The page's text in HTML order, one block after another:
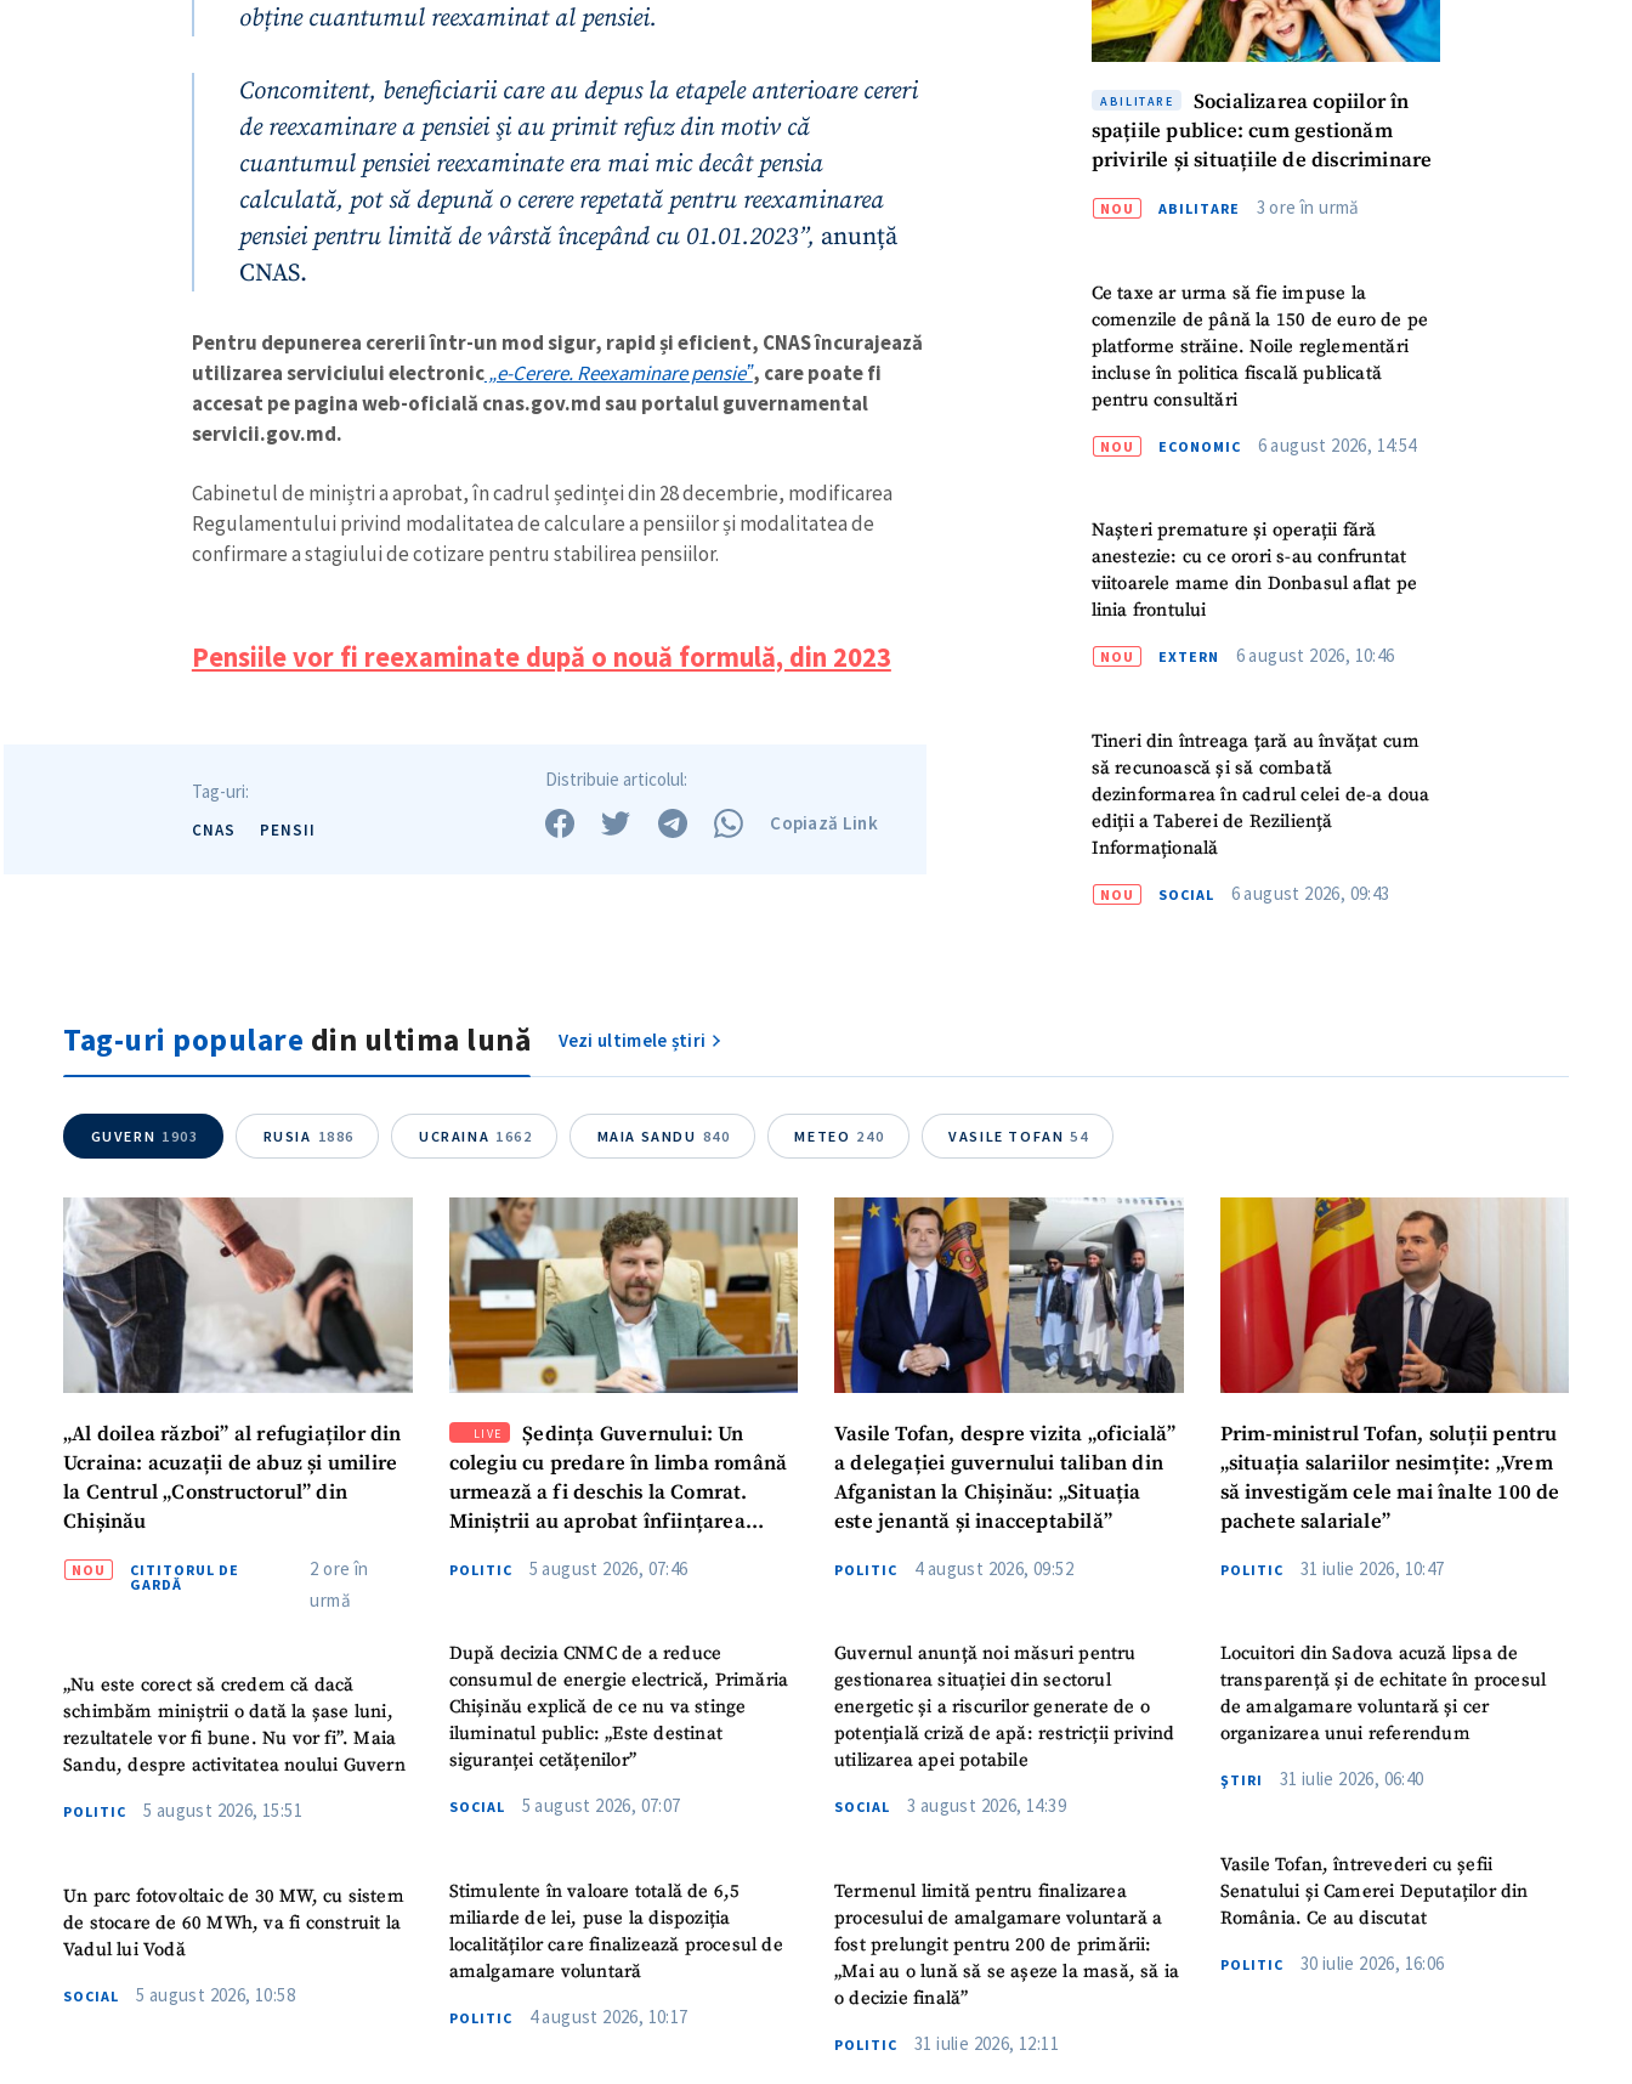
obține cuantumul reexaminat al pensiei.
Concomitent, beneficiarii care au depus la etapele anterioare cereri
de reexaminare a pensiei şi au primit refuz din motiv că
cuantumul pensiei reexaminate era mai mic decât pensia
calculată, pot să depună o cerere repetată pentru reexaminarea
pensiei pentru limită de vârstă începând cu 01.01.2023”, anunță
CNAS.
Pentru depunerea cererii într-un mod sigur, rapid și eficient, CNAS încurajează
utilizarea serviciului electronic„e-Cerere. Reexaminare pensieˮ, care poate fi
accesat pe pagina web-oficială cnas.gov.md sau portalul guvernamental
servicii.gov.md.
Cabinetul de miniștri a aprobat, în cadrul ședinței din 28 decembrie, modificarea
Regulamentului privind modalitatea de calculare a pensiilor și modalitatea de
confirmare a stagiului de cotizare pentru stabilirea pensiilor.
Pensiile vor fi reexaminate după o nouă formulă, din 2023
Tag-uri:
CNAS PENSII
Distribuie articolul:
Copiază Link
ABILITARE
Socializarea copiilor în
spațiile publice: cum gestionăm
privirile și situațiile de discriminare
NOU ABILITARE 3 ore în urmă
Ce taxe ar urma să fie impuse la
comenzile de până la 150 de euro de pe
platforme străine. Noile reglementări
incluse în politica fiscală publicată
pentru consultări
NOU ECONOMIC 6 august 2026, 14:54
Nașteri premature și operații fără
anestezie: cu ce orori s-au confruntat
viitoarele mame din Donbasul aflat pe
linia frontului
NOU EXTERN 6 august 2026, 10:46
Tineri din întreaga țară au învățat cum
să recunoască și să combată
dezinformarea în cadrul celei de-a doua
ediții a Taberei de Reziliență
Informațională
NOU SOCIAL 6 august 2026, 09:43
Tag-uri populare din ultima lună Vezi ultimele știri
GUVERN 1903 RUSIA 1886 UCRAINA 1662 MAIA SANDU 840 METEO 240 VASILE TOFAN 54
„Al doilea război” al refugiaților din
Ucraina: acuzații de abuz și umilire
la Centrul „Constructorul” din
Chișinău
NOU
CITITORUL DE
GARDĂ
2 ore în
urmă
„Nu este corect să credem că dacă
schimbăm miniștrii o dată la șase luni,
rezultatele vor fi bune. Nu vor fi”. Maia
Sandu, despre activitatea noului Guvern
POLITIC 5 august 2026, 15:51
Un parc fotovoltaic de 30 MW, cu sistem
de stocare de 60 MWh, va fi construit la
Vadul lui Vodă
SOCIAL 5 august 2026, 10:58
LIVE
Ședința Guvernului: Un
colegiu cu predare în limba română
urmează a fi deschis la Comrat.
Miniștrii au aprobat înființarea
Turc „Recep Tayyip Erdogan”
POLITIC 5 august 2026, 07:46
După decizia CNMC de a reduce
consumul de energie electrică, Primăria
Chișinău explică de ce nu va stinge
iluminatul public: „Este destinat
siguranței cetățenilor”
SOCIAL 5 august 2026, 07:07
Stimulente în valoare totală de 6,5
miliarde de lei, puse la dispoziția
localităților care finalizează procesul de
amalgamare voluntară
POLITIC 4 august 2026, 10:17
Vasile Tofan, despre vizita „oficială”
a delegației guvernului taliban din
Afganistan la Chișinău: „Situația
este jenantă și inacceptabilă”
POLITIC 4 august 2026, 09:52
Guvernul anunță noi măsuri pentru
gestionarea situației din sectorul
energetic și a riscurilor generate de o
potențială criză de apă: restricții privind
utilizarea apei potabile
SOCIAL 3 august 2026, 14:39
Termenul limită pentru finalizarea
procesului de amalgamare voluntară a
fost prelungit pentru 200 de primării:
„Mai au o lună să se așeze la masă, să ia
o decizie finală”
POLITIC 31 iulie 2026, 12:11
Prim-ministrul Tofan, soluții pentru
„situația salariilor nesimțite: „Vrem
să investigăm cele mai înalte 100 de
pachete salariale”
POLITIC 31 iulie 2026, 10:47
Locuitori din Sadova acuză lipsa de
transparență și de echitate în procesul
de amalgamare voluntară și cer
organizarea unui referendum
ŞTIRI 31 iulie 2026, 06:40
Vasile Tofan, întrevederi cu șefii
Senatului și Camerei Deputaților din
România. Ce au discutat
POLITIC 30 iulie 2026, 16:06
ȘTIREA MEA
Titlu știre + Adaugă titlu
+ Link media
+ Emailul meu
+ Telefon personal
TRIMITE ȘTIREA